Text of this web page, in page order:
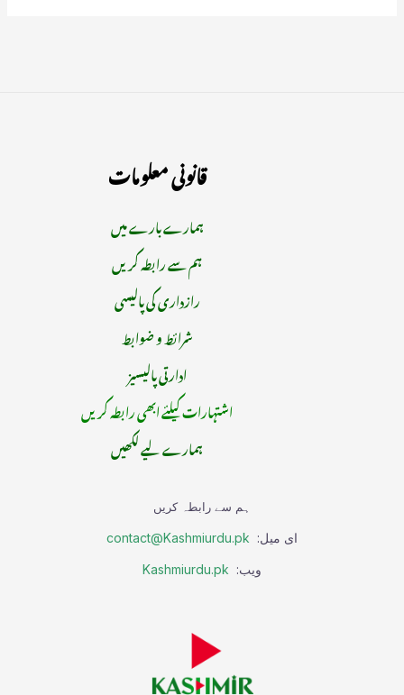
قانونی معلومات
ہمارے بارے میں
ہم سے رابطہ کریں
رازداری کی پالیسی
شرائط و ضوابط
ادارتی پالیسیز
اشتہارات کیلئے ابھی رابطہ کریں
ہمارے لیے لکھیں
ہم سے رابطہ کریں
ای میل: contact@Kashmiurdu.pk
ویب: Kashmiurdu.pk